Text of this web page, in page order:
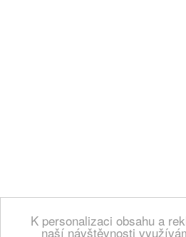
K personalizaci obsahu a
naší návštěvnosti